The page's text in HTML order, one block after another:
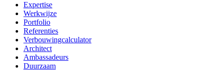
Expertise
Werkwijze
Portfolio
Referenties
Verbouwingcalculator
Architect
Ambassadeurs
Duurzaam